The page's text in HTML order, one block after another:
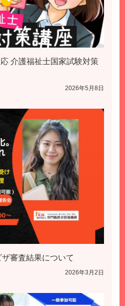
介護福祉士国家試験対策
2026年5月8日
ザ審査結果について
2026年3月2日